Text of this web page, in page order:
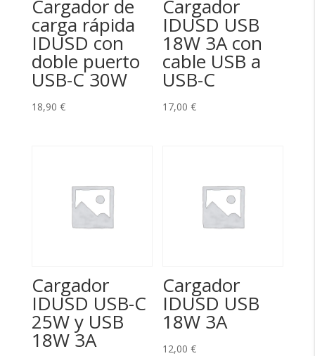
Cargador de
carga rápida
IDUSD con
doble puerto
USB-C 30W
18,90 €
Cargador
IDUSD USB
18W 3A con
cable USB a
USB-C
17,00€
Cargador
IDUSD USB-C
25W y USB
18W 3A
Cargador
IDUSD USB
18W 3A
12,00€